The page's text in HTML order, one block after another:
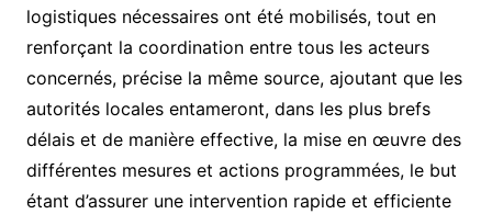
logistiques nécessaires ont été mobilisés, tout en
renforçant la coordination entre tous les acteurs
concernés, précise la même source, ajoutant que les
autorités locales entameront, dans les plus brefs
délais et de manière effective, la mise en œuvre des
différentes mesures et actions programmées, le but
étant d’assurer une intervention rapide et efficiente